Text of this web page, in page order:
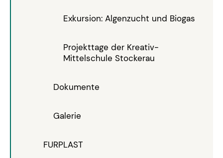
Exkursion: Algenzucht und Biogas
Projekttage der Kreativ-
Mittelschule Stockerau
Dokumente
Galerie
FURPLAST